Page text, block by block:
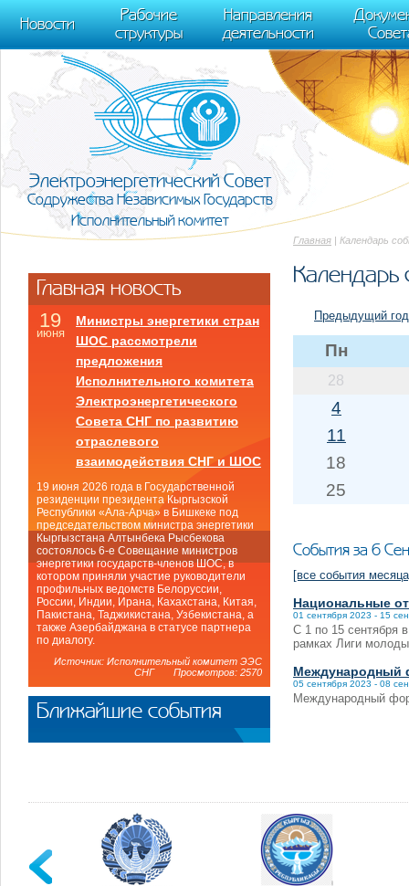
m[i].l=1*new Date(); for (var j = 0; j < document.scripts.length; j++) {if
[0],k.async=1,k.src=r,a.parentNode.insertBefore(k,a)}) (window,
trackLinks:true, accurateTrackBounce:true });
Новости
Рабочие
структуры
Направления
деятельности
Электроэнергетический Совет
Содружества Независимых Государств
Исполнительный комитет
Главная | Календарь
Календарь
Предыдущий год
Пн
28
4
11
18
25
События за 6
[все события
Национальные
01 сентября 2023 - 15
С 1 по 15 сентября
рамках Лиги
Международный
05 сентября 2023 - 08
Международный
Главная новость
19
июня
Министры энергетики стран
ШОС рассмотрели
предложения
Исполнительного комитета
Электроэнергетического
Совета СНГ по развитию
отраслевого
взаимодействия СНГ и ШОС
19 июня 2026 года в Государственной
резиденции президента Кыргызской
Республики «Ала-Арча» в Бишкеке под
председательством министра энергетики
Кыргызстана Алтынбека Рысбекова
состоялось 6-е Совещание министров
энергетики государств-членов ШОС, в
котором приняли участие руководители
профильных ведомств Белоруссии,
России, Индии, Ирана, Кахахстана, Китая,
Пакистана, Таджикистана, Узбекистана, а
также Азербайджана в статусе партнера
по диалогу.
Источник: Исполнительный комитет ЭЭС
СНГ Просмотров: 2570
Ближайшие события